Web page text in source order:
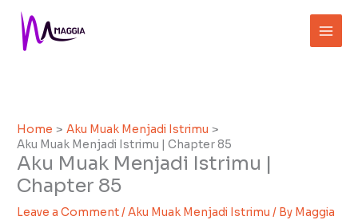
content
Home
Aku Muak Menjadi Istrimu
Aku Muak Menjadi Istrimu | Chapter 85
Aku Muak Menjadi Istrimu |
Chapter 85
Leave a Comment/Aku Muak Menjadi Istrimu / By Maggia